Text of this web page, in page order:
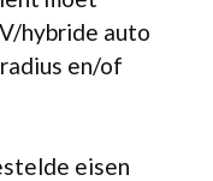
hybride auto
en/of
eisen